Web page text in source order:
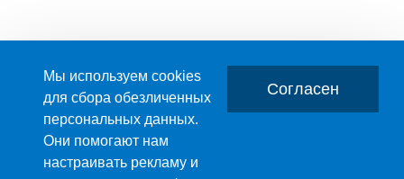
ПРОИЗВОДСТВО ПЛАСТМАССОВЫХ ИЗДЕЛИЙ
Мы используем cookies
для сбора обезличенных
персональных данных.
Они помогают нам
настраивать рекламу и
Согласен